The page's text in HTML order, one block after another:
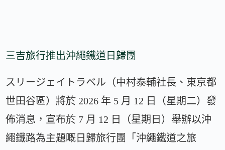
三吉旅行推出沖繩鐵道日歸團
スリージェイトラベル（中村泰輔社長、東京都
世田谷區）將於 2026 年 5 月 12 日（星期二）發
佈消息，宣布於 7 月 12 日（星期日）舉辦以沖
繩鐵路為主題嘅日歸旅行團「沖繩鐵道之旅